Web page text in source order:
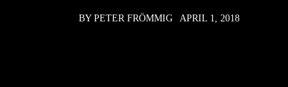
BY PETER FRÖMMIG APRIL 1, 2018